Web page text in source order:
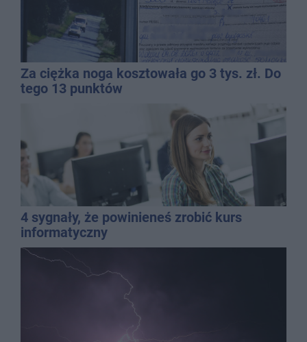
Za ciężka noga kosztowała go 3 tys. zł. Do
tego 13 punktów
4 sygnały, że powinieneś zrobić kurs
informatyczny